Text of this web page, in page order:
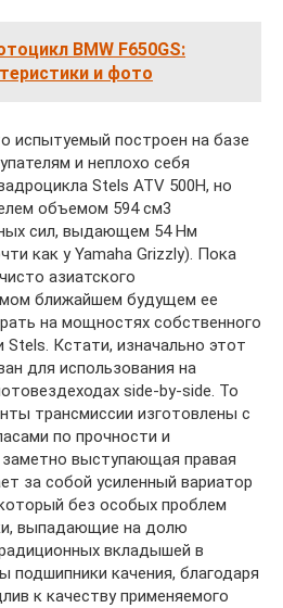
BMW F650GS:
и фото
испытуемый построен на базе
и неплохо себя
Stels ATV 500H, но
объемом 594 см3
сил, выдающем 54 Нм
как у Yamaha Grizzly). Пока
азиатского
ближайшем будущем ее
на мощностях собственного
Кстати, изначально этот
для использования на
side-by-side. То
трансмиссии изготовлены с
по прочности и
выступающая правая
за собой усиленный вариатор
без особых проблем
выпадающие на долю
вкладышей в
подшипники качения, благодаря
к качеству применяемого